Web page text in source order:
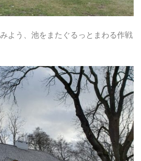
よう、池をまたぐるっとまわる作戦